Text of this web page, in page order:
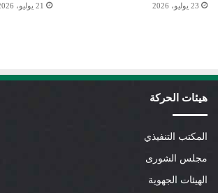
23 يوليو، 2026 21 يوليو، 2026
هيئات الحركة
المكتب التنفيذي
مجلس الشورى
الهيئات الجهوية